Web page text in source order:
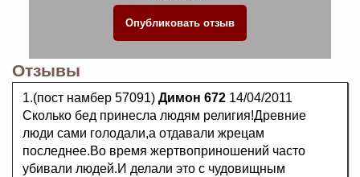
Отзывы
1.(пост намбер 57091) Димон 672 14/04/2011
Сколько бед принесла людям религия!Древние
люди сами голодали,а отдавали жрецам
последнее.Во время жертвоприношений часто
убивали людей.И делали это с чудовищным